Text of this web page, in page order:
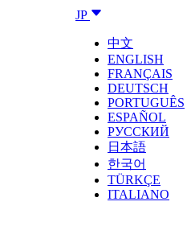
JP
中文
ENGLISH
FRANÇAIS
DEUTSCH
PORTUGUÊS
ESPAÑOL
РУССКИЙ
日本語
한국어
TÜRKÇE
ITALIANO